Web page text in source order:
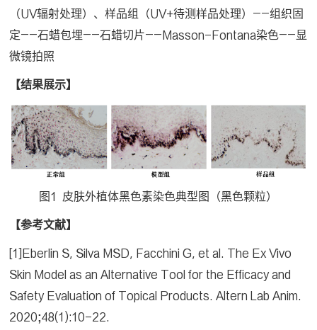
（UV辐射处理）、样品组（UV+待测样品处理）——组织固
定——石蜡包埋——石蜡切片——Masson-Fontana染色——显
微镜拍照
【结果展示】
图1 皮肤外植体黑色素染色典型图（黑色颗粒）
【参考文献】
[1]Eberlin S, Silva MSD, Facchini G, et al. The Ex Vivo
Skin Model as an Alternative Tool for the Efficacy and
Safety Evaluation of Topical Products. Altern Lab Anim.
2020;48(1):10-22.